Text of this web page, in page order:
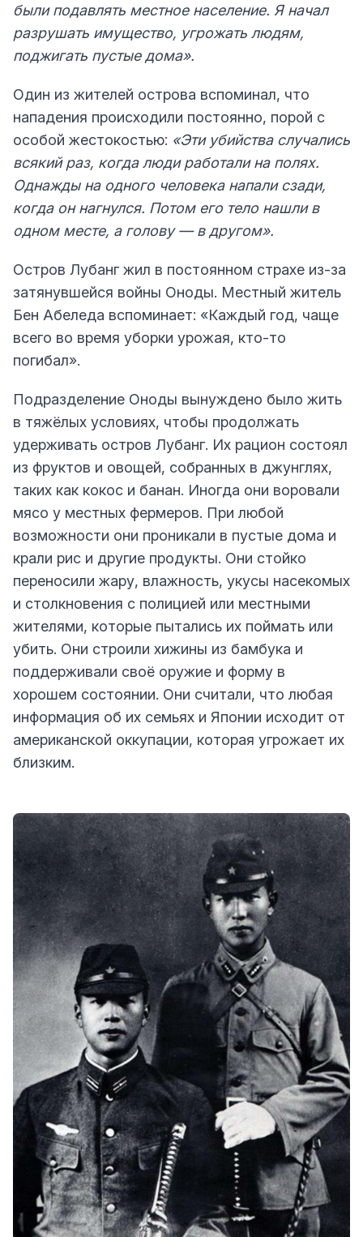
были подавлять местное население. Я начал
разрушать имущество, угрожать людям,
поджигать пустые дома».
Один из жителей острова вспоминал, что
нападения происходили постоянно, порой с
особой жестокостью: «Эти убийства случались
всякий раз, когда люди работали на полях.
Однажды на одного человека напали сзади,
когда он нагнулся. Потом его тело нашли в
одном месте, а голову — в другом».
Остров Лубанг жил в постоянном страхе из-за
затянувшейся войны Оноды. Местный житель
Бен Абеледа вспоминает: «Каждый год, чаще
всего во время уборки урожая, кто-то
погибал».
Подразделение Оноды вынуждено было жить
в тяжёлых условиях, чтобы продолжать
удерживать остров Лубанг. Их рацион состоял
из фруктов и овощей, собранных в джунглях,
таких как кокос и банан. Иногда они воровали
мясо у местных фермеров. При любой
возможности они проникали в пустые дома и
крали рис и другие продукты. Они стойко
переносили жару, влажность, укусы насекомых
и столкновения с полицией или местными
жителями, которые пытались их поймать или
убить. Они строили хижины из бамбука и
поддерживали своё оружие и форму в
хорошем состоянии. Они считали, что любая
информация об их семьях и Японии исходит от
американской оккупации, которая угрожает их
близким.